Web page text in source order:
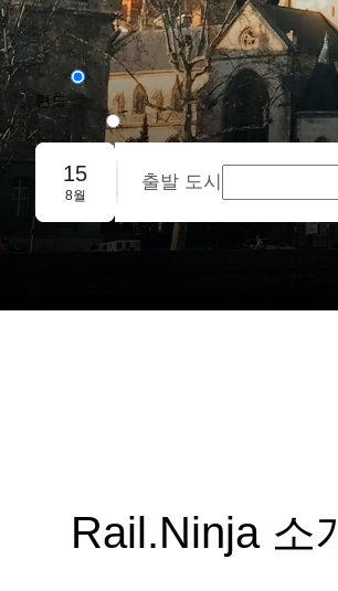
편도
왕복
단체 예약
15
8월
출발 도시
Rail.Ninja 소